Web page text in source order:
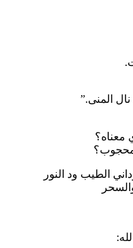
المنى.”
معناه؟
محجوب؟